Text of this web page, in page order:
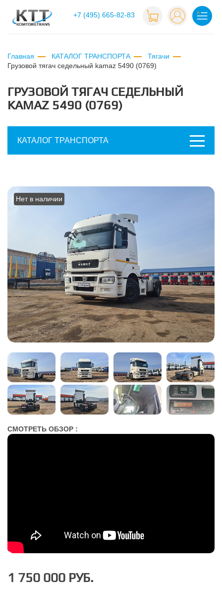
+7 (495) 665-82-83
Главная КАТАЛОГ ТРАНСПОРТА
Тягачи
грузовой тягач седельный kamaz 5490 (0769)
ГРУЗОВОЙ ТЯГАЧ СЕДЕЛЬНЫЙ
KAMAZ 5490 (0769)
КАТАЛОГ ТРАНСПОРТА
Нет в наличии
СМОТРЕТЬ ОБЗОР :
1 750 000 РУБ.